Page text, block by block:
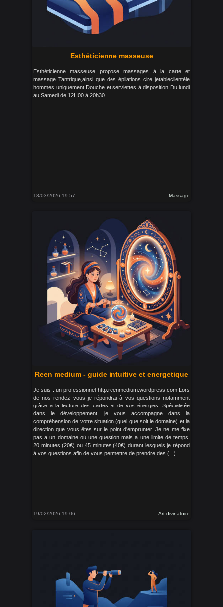
Esthéticienne masseuse
Esthéticienne masseuse propose massages à la carte et
massage Tantrique,ainsi que des épilations cire jetableclientèle
hommes uniquement Douche et serviettes à disposition Du lundi
au Samedi de 12H00 à 20h30
18/03/2026 19:57 Massage
Reen medium - guide intuitive et energetique
Je suis : un professionnel http:reenmedium.wordpress.com Lors
de nos rendez vous je répondrai à vos questions notamment
grâce a la lecture des cartes et de vos énergies. Spécialisée
dans le développement, je vous accompagne dans la
compréhension de votre situation (quel que soit le domaine) et la
direction que vous êtes sur le point d'emprunter. Je ne me fixe
pas a un domaine où une question mais a une limite de temps.
20 minutes (20€) ou 45 minutes (40€) durant lesquels je répond
à vos questions afin de vous permettre de prendre des (...)
19/02/2026 19:06 Art divinatoire